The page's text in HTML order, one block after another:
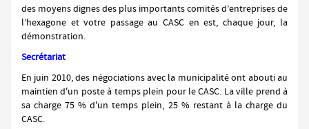
des moyens dignes des plus importants comités d’entreprises de
l’hexagone et votre passage au CASC en est, chaque jour, la
démonstration.
Secrétariat
En juin 2010, des négociations avec la municipalité ont abouti au
maintien d'un poste à temps plein pour le CASC. La ville prend à
sa charge 75 % d'un temps plein, 25 % restant à la charge du
CASC.